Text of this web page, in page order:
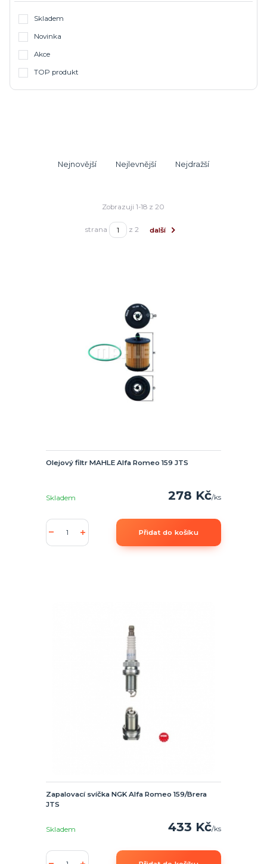
Skladem
Novinka
Akce
TOP produkt
Nejnovější Nejlevnější Nejdražší
Zobrazuji 1-18 z 20
strana z 2 další
Olejový filtr MAHLE Alfa Romeo 159 JTS
278 Kč/ks
Skladem
Přidat do košíku
Zapalovací svíčka NGK Alfa Romeo 159/Brera
JTS
433 Kč/ks
Skladem